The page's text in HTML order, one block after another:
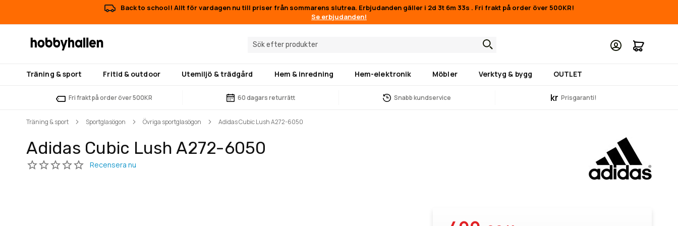
Back to school! Allt för vardagen nu till priser från sommarens slutrea. Erbjudanden gäller i 2d 3t 6m 33s . Fri frakt på order över 500KR!
Se erbjudanden!
Min
Träning & sport Fritid & outdoor Utemiljö & trädgård Hem & inredning Hem-elektronik Möbler Verktyg & bygg OUTLET
Fri frakt på order över 500KR 60 dagars returrätt Snabb kundservice kr Prisgaranti!
Träning & sport Sportglasögon Övriga sportglasögon Adidas Cubic Lush A272-6050
Adidas Cubic Lush A272-6050